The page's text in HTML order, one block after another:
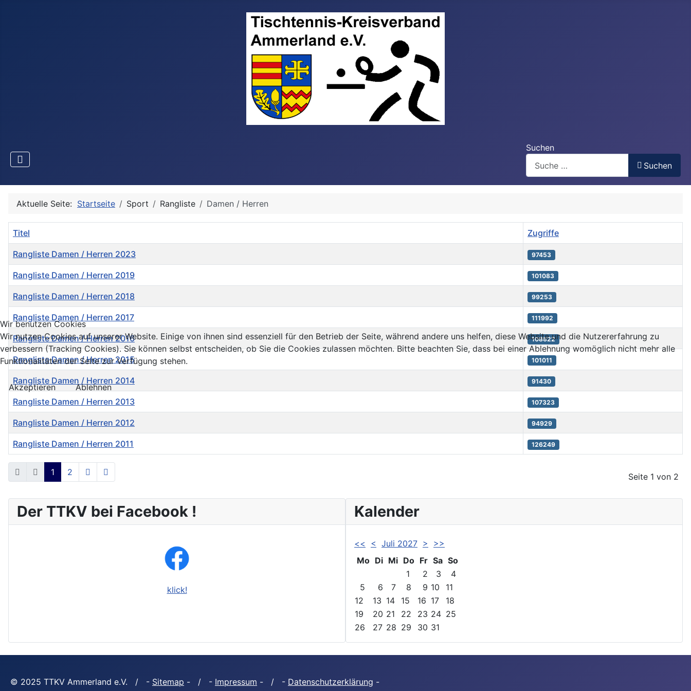
Suchen
Suchen
Aktuelle Seite: Startseite Sport Rangliste Damen / Herren
Beiträge
Titel Zugriffe
Rangliste Damen / Herren 2023 97453
Rangliste Damen / Herren 2019 101083
Rangliste Damen / Herren 2018 99253
Rangliste Damen / Herren 2017 111992
Rangliste Damen / Herren 2016 108622
Rangliste Damen / Herren 2015 101011
Rangliste Damen / Herren 2014 91430
Rangliste Damen / Herren 2013 107323
Rangliste Damen / Herren 2012 94929
Rangliste Damen / Herren 2011 126249
Seite 1 von 2
1 2
Der TTKV bei Facebook !
klick!
Kalender
<< < Juli 2027 >
>>
Mo Di Mi Do Fr Sa So
1
2 3
4
5
6 7 8 9 10
11
12
13 14 15 16 17
18
19
20 21 22 23 24 25
26
27 28 29 30 31
© 2025 TTKV Ammerland e.V. / - Sitemap - / - Impressum - / - Datenschutzerklärung -
Wir benutzen Cookies
Wir nutzen Cookies auf unserer Website. Einige von ihnen sind essenziell für den Betrieb der Seite, während andere uns helfen, diese Website und die Nutzererfahrung zu
verbessern (Tracking Cookies). Sie können selbst entscheiden, ob Sie die Cookies zulassen möchten. Bitte beachten Sie, dass bei einer Ablehnung womöglich nicht mehr alle
Funktionalitäten der Seite zur Verfügung stehen.
Akzeptieren Ablehnen